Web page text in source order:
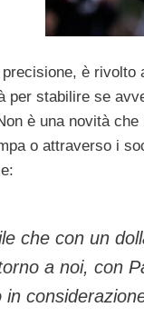
è rivolto
per stabilire se
è una novità
o attraverso i
che con un
a noi, con
in